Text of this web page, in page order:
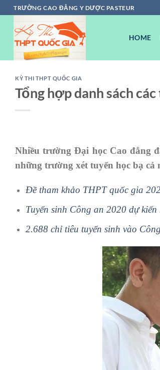
Chuyển
đến
dung
TRƯỜNG CAO ĐẲNG Y DƯỢC PASTEUR
HOME
KỲ THI THPT QUỐC GIA
Tổng hợp danh sách
Nhiều trường Đại học Cao đẳng
những trường xét tuyển học bạ cả
Đề tham khảo THPT quốc gia
Tuyển sinh Công an 2020 dự
2.688 chỉ tiêu tuyển sinh vào